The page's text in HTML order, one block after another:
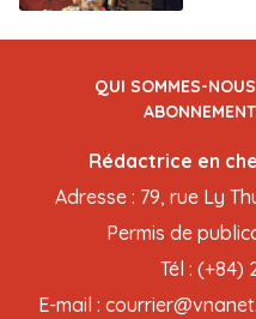
QUI SOMMES-NOUS
ABONNEMENT
Rédactrice en
Adresse : 79, rue Ly
Permis de
Tél : (+84)
E-mail :